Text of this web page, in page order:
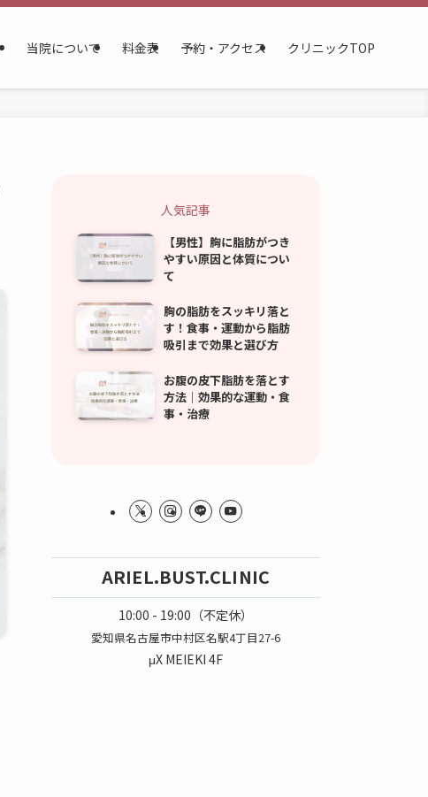
当院について 料金表 予約・アクセス クリニックTOP
人気記事
【男性】胸に脂肪がつき
やすい原因と体質につい
て
胸の脂肪をスッキリ落と
す！食事・運動から脂肪
吸引まで効果と選び方
お腹の皮下脂肪を落とす
方法｜効果的な運動・食
事・治療
ARIEL.BUST.CLINIC
10:00 - 19:00（不定休）
愛知県名古屋市中村区名駅4丁目27-6
μX MEIEKI 4F